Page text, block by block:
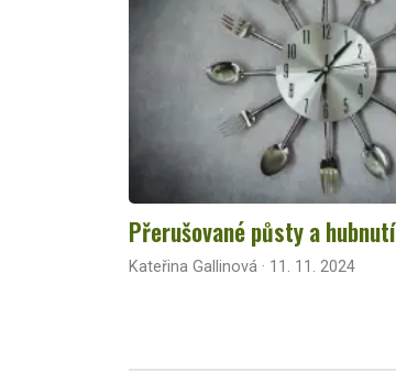
Přerušované půsty a hubnutí
Kateřina Gallinová · 11. 11. 2024